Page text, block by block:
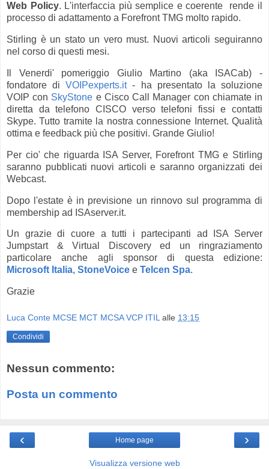
Web Policy. L'interfaccia più semplice e coerente rende il
processo di adattamento a Forefront TMG molto rapido.
Stirling è un stato un vero must. Nuovi articoli seguiranno
nel corso di questi mesi.
Il Venerdi' pomeriggio Giulio Martino (aka ISACab) -
fondatore diVOIPexperts.it- ha presentato la soluzione
VOIP con SkyStone e Cisco Call Manager con chiamate in
diretta da telefono CISCO verso telefoni fissi e contatti
Skype. Tutto tramite la nostra connessione Internet. Qualità
ottima e feedback più che positivi. Grande Giulio!
Per cio' che riguarda ISA Server, Forefront TMG e Stirling
saranno pubblicati nuovi articoli e saranno organizzati dei
Webcast.
Dopo l'estate è in previsione un rinnovo sul programma di
membership ad ISAserver.it.
Un grazie di cuore a tutti i partecipanti ad ISA Server
Jumpstart & Virtual Discovery ed un ringraziamento
particolare anche agli sponsor di questa edizione:
Microsoft Italia, StoneVoice e Telcen Spa.
Grazie
Luca Conte MCSE MCT MCSA VCP ITIL alle 13:15
Condividi
Nessun commento:
Posta un commento
‹ ›
Home page
Visualizza versione web